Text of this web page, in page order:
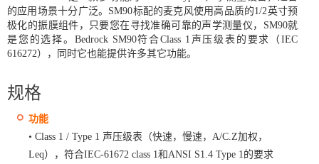
的应用场景十分广泛。SM90标配的麦克风使用高品质的1/2英寸预
极化的振膜组件，只要您在寻找准确可靠的声学测量仪，SM90就
是您的选择。Bedrock SM90符合Class 1声压级表的要求（IEC
616272），同时它也能提供许多其它功能。
规格
功能
• Class 1 / Type 1 声压级表（快速，慢速，A/C.Z加权，
Leq），符合IEC-61672 class 1和ANSI S1.4 Type 1的要求